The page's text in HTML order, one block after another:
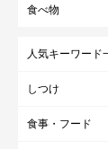
つむぎく
食べ物
人気キーワード
しつけ
食事・フード